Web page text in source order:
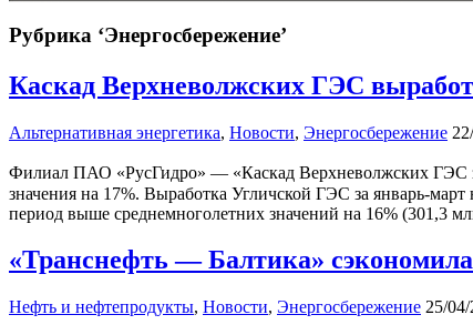
Рубрика ‘Энергосбережение’
Каскад Верхневолжских ГЭС
Альтернативная энергетика, Новости, Энергосбережение
Филиал ПАО «РусГидро» — «Каскад Верхневолжских ГЭС
значения на 17%. Выработка Угличской ГЭС за январь-
период выше среднемноголетних значений на 16% (301,3
«Транснефть — Балтика» сэкономила
Нефть и нефтепродукты, Новости, Энергосбережение 25/